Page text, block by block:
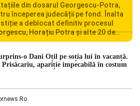
din dosarul Georgescu-Potra,
începerea judecății pe fond. Înalta
a deblocat definitiv procesul
Horațiu Potra și alte 20 de
de acțiuni îndreptate împotriva
În ședința din camera preliminară,
supremă au […]
o Dani Oțil pe soția lui în vacanță.
Prisăcariu, apariție impecabilă în costum